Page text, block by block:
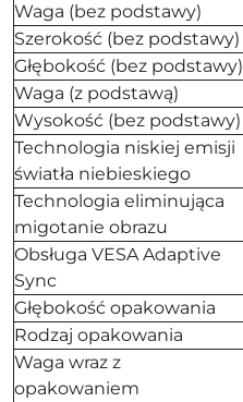
Waga (bez podstawy)
Szerokość (bez podstawy)
Głębokość (bez podstawy)
Waga (z podstawą)
Wysokość (bez podstawy)
Technologia niskiej emisji
światła niebieskiego
Technologia eliminująca
migotanie obrazu
Obsługa VESA Adaptive
Sync
Głębokość opakowania
Rodzaj opakowania
Waga wraz z
opakowaniem